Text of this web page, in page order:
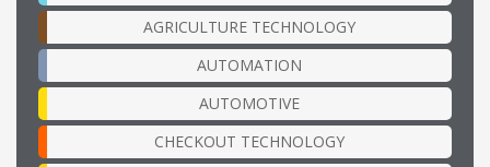
AGRICULTURE TECHNOLOGY
AUTOMATION
AUTOMOTIVE
CHECKOUT TECHNOLOGY